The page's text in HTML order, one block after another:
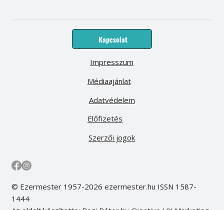
Kapcsolat
Médiaajánlat
Előfizetés
Impresszum
Adatvédelem
Szerzői jogok
© Ezermester 1957-2026 ezermester.hu ISSN 1587-
1444